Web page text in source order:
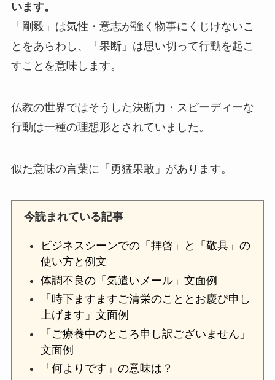
います。
「剛毅」は気性・意志が強く物事にくじけないこ
とをあらわし、「果断」は思い切って行動を起こ
すことを意味します。
仏教の世界ではそうした決断力・スピーディーな
行動は一種の理想形とされていました。
似た意味の言葉に「勇猛果敢」があります。
今読まれている記事
ビジネスシーンでの「拝啓」と「敬具」の
使い方と例文
体調不良の「気遣いメール」文面例
「時下ますますご清栄のこととお慶び申し
上げます」文面例
「ご療養中のところ申し訳ございません」
文面例
「何よりです」の意味は？